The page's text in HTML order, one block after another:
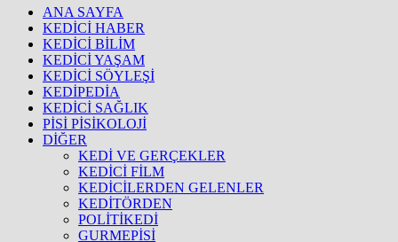
ANA SAYFA
KEDİCİ HABER
KEDİCİ BİLİM
KEDİCİ YAŞAM
KEDİCİ SÖYLEŞİ
KEDİPEDİA
KEDİCİ SAĞLIK
PİSİ PİSİKOLOJİ
DİĞER
KEDİ VE GERÇEKLER
KEDİCİ FİLM
KEDİCİLERDEN GELENLER
KEDİTÖRDEN
POLİTİKEDİ
GURMEPİSİ